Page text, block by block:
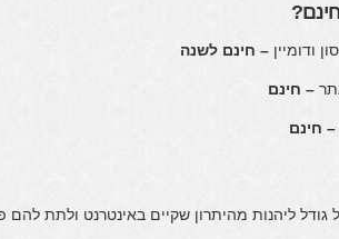
ודומיין – חינם לשנה
– חינם
– חינם
ליהנות מהיתרון שקיים באינטרנט ולתת להם